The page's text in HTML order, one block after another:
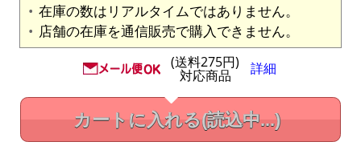
在庫の数はリアルタイムではありません。
店舗の在庫を通信販売で購入できません。
(送料275円)
対応商品 詳細
カートに入れる(読込中...)